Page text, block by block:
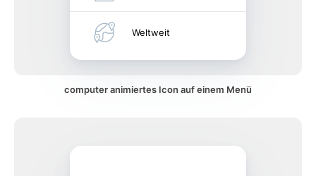
Weltweit
computer animiertes Icon auf einem Menü